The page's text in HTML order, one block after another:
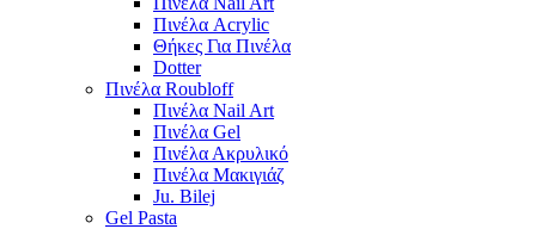
Πινέλα Acrylic
Θήκες Για Πινέλα
Dotter
Πινέλα Roubloff
Πινέλα Nail Art
Πινέλα Gel
Πινέλα Ακρυλικό
Πινέλα Μακιγιάζ
Ju. Bilej
Gel Pasta